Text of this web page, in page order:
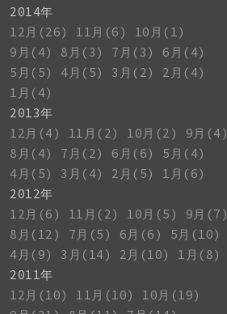
2014年
12月(26)
11月(6)
10月(1)
9月(4)
8月(3) 7月(3)
6月(4)
5月(5)
4月(5) 3月(2)
2月(4)
1月(4)
2013年
12月(4)
11月(2) 10月(2)
9月(4)
8月(4)
7月(2) 6月(6)
5月(4)
4月(5)
3月(4) 2月(5)
1月(6)
2012年
12月(6)
11月(2) 10月(5)
9月(7)
8月(12)
7月(5) 6月(6)
5月(10)
4月(9)
3月(14) 2月(10)
1月(8)
2011年
12月(10)
11月(10)
10月(19)